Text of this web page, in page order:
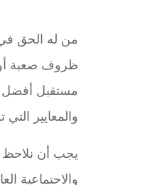
من له الحق
ظروف صعبة أو
مستقبل أفضل
والمعايير
يجب أن نلاحظ
والاجتماعية